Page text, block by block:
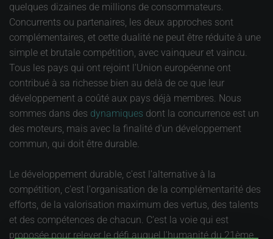
quelques dizaines de millions de consommateurs.
Concurrents ou partenaires, les deux approches sont
complémentaires, et cette dualité ne peut être réduite à une
simple et brutale compétition, avec vainqueur et vaincu.
Tous les pays qui ont rejoint l'Union européenne ont
contribué à sa richesse bien au delà de ce que leur
développement a coûté aux pays déjà membres. Nous
sommes dans des dynamiques dont la concurrence est un
des moteurs, mais avec la finalité d'un développement
commun, qui doit être durable.
Le développement durable, c'est l'alternative à la
compétition, c'est l'organisation de la complémentarité des
efforts, de la valorisation maximum des vertus, des talents
et des compétences de chacun. C'est la voie qui est
proposée pour relever le défi auquel l'humanité du 21ème